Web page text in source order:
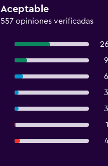
Aceptable
557 opiniones verificadas